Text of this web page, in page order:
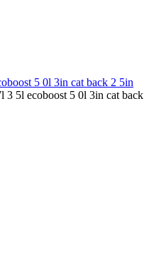
5 0l 3in cat back 2 5in
3 5l ecoboost 5 0l 3in cat back